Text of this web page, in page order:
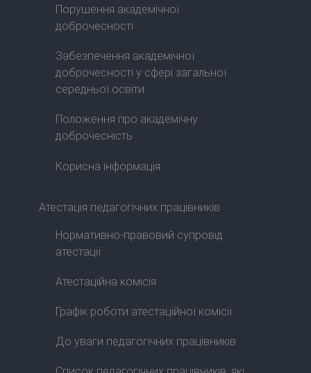
Порушення академічної
доброчесності
Забезпечення академічної
доброчесності у сфері загальної
середньої освіти
Положення про академічну
доброчесність
Корисна інформація
Атестація педагогічних працівників
Нормативно-правовий супровід
атестації
Атестаційна комісія
Графік роботи атестаційної комісії
До уваги педагогічних працівників